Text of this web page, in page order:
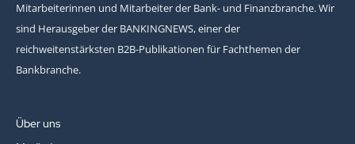
Mitarbeiterinnen und Mitarbeiter der Bank- und Finanzbranche. Wir
sind Herausgeber der BANKINGNEWS, einer der
reichweitenstärksten B2B-Publikationen für Fachthemen der
Bankbranche.
Über uns